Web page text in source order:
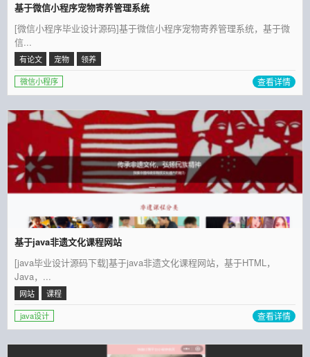
基于微信小程序宠物寄养管理系统
[微信小程序毕业设计源码]基于微信小程序宠物寄养管理系统，基于微
信...
有论文 宠物 领养
微信小程序 查看详情
基于java非遗文化课程网站
[java毕业设计源码下载]基于java非遗文化课程网站，基于HTML，
Java，...
网站 课程
java设计 查看详情